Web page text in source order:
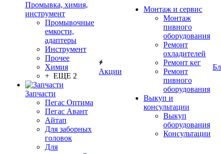
Промывка, химия,
инструмент
Промывочные
емкости,
адаптеры
Инструмент
Прочее
Химия
+ ЕЩЕ 2
Запчасти
Пегас Оптима
Пегас Авант
Айтап
Для заборных
головок
Для
Акции
Монтаж и сервис
Монтаж
пивного
оборудования
Ремонт
охладителей
Ремонт кег
Ремонт
пивного
оборудования
Выкуп и
консультации
Выкуп
оборудования
Консультации